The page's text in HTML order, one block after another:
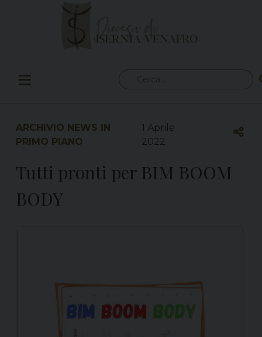
per:
ARCHIVIO NEWS IN
PRIMO PIANO
1 Aprile
2022
Tutti pronti per BIM BOOM
BODY